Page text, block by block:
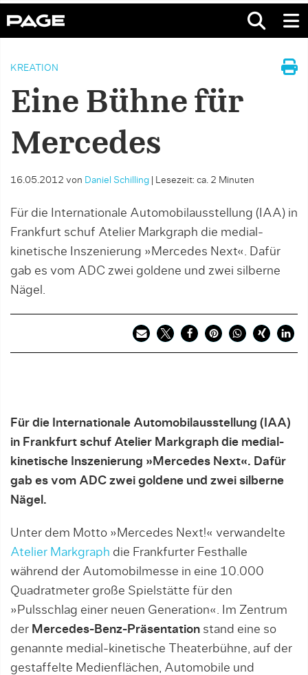
KREATION
Eine Bühne für
Mercedes
16.05.2012 von Daniel Schilling Lesezeit: ca. 2 Minuten
Für die Internationale Automobilausstellung (IAA) in
Frankfurt schuf Atelier Markgraph die medial-
kinetische Inszenierung »Mercedes Next«. Dafür
gab es vom ADC zwei goldene und zwei silberne
Nägel.
Für die Internationale Automobilausstellung (IAA)
in Frankfurt schuf Atelier Markgraph die medial-
kinetische Inszenierung »Mercedes Next«. Dafür
gab es vom ADC zwei goldene und zwei silberne
Nägel.
Unter dem Motto »Mercedes Next!« verwandelte
Atelier Markgraph die Frankfurter Festhalle
während der Automobilmesse in eine 10.000
Quadratmeter große Spielstätte für den
»Pulsschlag einer neuen Generation«. Im Zentrum
der Mercedes-Benz-Präsentation stand eine so
genannte medial-kinetische Theaterbühne, auf der
gestaffelte Medienflächen, Automobile und